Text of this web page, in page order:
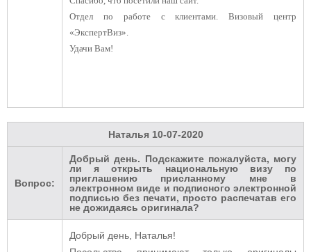
Отдел по работе с клиентами. Визовый центр
«ЭкспертВиз».
Удачи Вам!
Наталья 10-07-2020
Вопрос:
Добрый день. Подскажите пожалуйста, могу
ли я открыть национальную визу по
приглашению присланному мне в
электронном виде и подписного электронной
подписью без печати, просто распечатав его
не дожидаясь оригинала?
Добрый день, Наталья!